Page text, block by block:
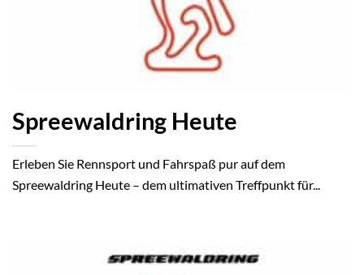
Spreewaldring Heute
Erleben Sie Rennsport und Fahrspaß pur auf dem
Spreewaldring Heute – dem ultimativen Treffpunkt für...